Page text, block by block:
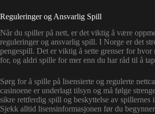
Reguleringer og Ansvarlig Spill
Når du spiller på nett, er det viktig å være
reguleringer og ansvarlig spill. I Norge er det
pengespill. Det er viktig å sette grenser for hvor
for, og aldri spille for mer enn du har råd til å
Sørg for å spille på lisensierte og regulerte
casinoene er underlagt tilsyn og må følge
sikre rettferdig spill og beskyttelse av spillernes
Sjekk alltid lisensinformasjonen før du